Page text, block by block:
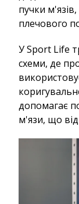
пучки
плечового
У Sport Life
схеми, де
допомагає
м'язи, що